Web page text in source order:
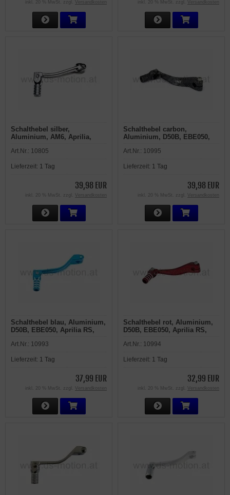
inkl. 20 % MwSt. zzgl. Versandkosten inkl. 20 % MwSt. zzgl. Versandkosten
Schalthebel silber,
Aluminium, AM6, Aprilia,
Motorhispania, Peugeot,
Art.Nr.: 10805
Lieferzeit: 1 Tag
39,98 EUR
inkl. 20 % MwSt. zzgl. Versandkosten
Schalthebel carbon,
Aluminium, D50B, EBE050,
RX, SX, Derbi GPR, Senda R,
SMT
Art.Nr.: 10995
Lieferzeit: 1 Tag
39,98 EUR
inkl. 20 % MwSt. zzgl. Versandkosten
Schalthebel blau, Aluminium,
D50B, EBE050, Aprilia RS,
Senda R, SM, Gilera GSM,
Art.Nr.: 10993
Lieferzeit: 1 Tag
37,99 EUR
inkl. 20 % MwSt. zzgl. Versandkosten
Schalthebel rot, Aluminium,
D50B, EBE050, Aprilia RS,
Senda R, SM, Gilera GSM,
Art.Nr.: 10994
Lieferzeit: 1 Tag
32,99 EUR
inkl. 20 % MwSt. zzgl. Versandkosten